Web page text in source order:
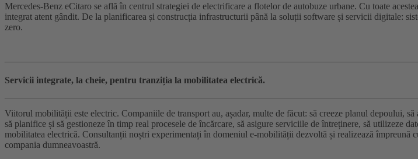
Mercedes-Benz eCitaro se află în centrul strategiei de electrificare a flotelor de autobuze urbane. Cu toate
integrat atent gândit. De la planificarea și construcția infrastructurii până la soluții software și servicii digitale:
zero.
Servicii integrate, la cheie, pentru tranziția la mobilitatea electrică.
Viitorul mobilității este electric. Companiile de transport au, așadar, multe de făcut: să creeze planul depoului,
să planifice și să gestioneze în timp real procesele de încărcare, să asigure serviciile de întreținere, să utilizeze
mobilitatea electrică. Consultanții noștri experimentați în domeniul e-mobilității dezvoltă și realizează împreună
compania dumneavoastră.